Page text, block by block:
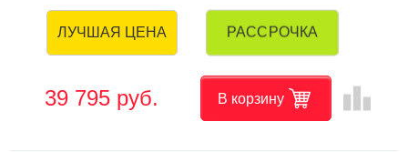
ЛУЧШАЯ ЦЕНА РАССРОЧКА
39 795 руб. В корзину leaderboard